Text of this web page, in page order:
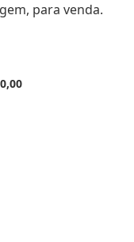
para venda.